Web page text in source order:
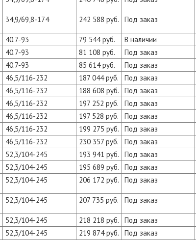
34,9/69,8-174 242 588 руб. Под заказ
40.7-93 79 544 руб. В наличии
40.7-93 81 108 руб. Под заказ
40.7-93 85 614 руб. Под заказ
46,5/116-232 187 044 руб. Под заказ
46,5/116-232 188 608 руб. Под заказ
46,5/116-232 197 252 руб. Под заказ
46,5/116-232 197 528 руб. Под заказ
46,5/116-232 199 275 руб. Под заказ
46,5/116-232 230 357 руб. Под заказ
52,3/104-245 193 941 руб. Под заказ
52,3/104-245 195 689 руб. Под заказ
52,3/104-245 206 172 руб. Под заказ
52,3/104-245 207 735 руб. Под заказ
52,3/104-245 218 218 руб. Под заказ
52,3/104-245 219 874 руб. Под заказ